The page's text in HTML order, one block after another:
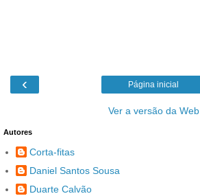
‹ Página inicial
Ver a versão da Web
Autores
Corta-fitas
Daniel Santos Sousa
Duarte Calvão